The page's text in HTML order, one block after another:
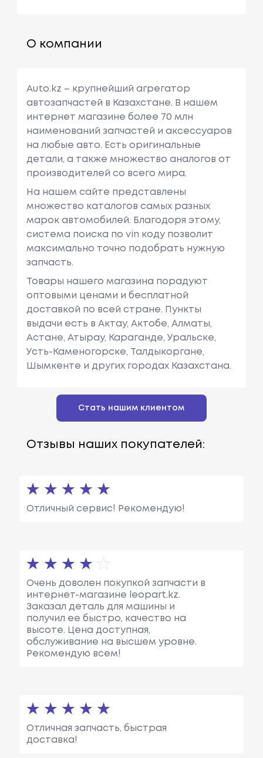
О компании
Auto.kz – крупнейший агрегатор
автозапчастей в Казахстане. В нашем
интернет магазине более 70 млн
наименований запчастей и аксессуаров
на любые авто. Есть оригинальные
детали, а также множество аналогов от
производителей со всего мира.
На нашем сайте представлены
множество каталогов самых разных
марок автомобилей. Благодоря этому,
система поиска по vin коду позволит
максимально точно подобрать нужную
запчасть.
Товары нашего магазина порадуют
оптовыми ценами и бесплатной
доставкой по всей стране. Пункты
выдачи есть в Актау, Актобе, Алматы,
Астане, Атырау, Караганде, Уральске,
Усть-Каменогорске, Талдыкоргане,
Шымкенте и других городах Казахстана.
Стать нашим клиентом
Отзывы наших покупателей:
Отличный сервис! Рекомендую!
Очень доволен покупкой запчасти в
интернет-магазине leopart.kz.
Заказал деталь для машины и
получил ее быстро, качество на
высоте. Цена доступная,
обслуживание на высшем уровне.
Рекомендую всем!
Отличная запчасть, быстрая
доставка!